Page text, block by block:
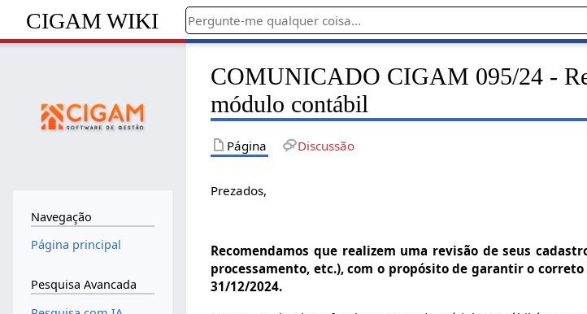
CIGAM WIKI
COMUNICADO CIGAM 095/24 -
módulo contábil
Página Discussão
Prezados,
Recomendamos que realizem uma revisão de seus
processamento, etc.), com o propósito de garantir o
31/12/2024.
Navegação
Página principal
Pesquisa Avancada